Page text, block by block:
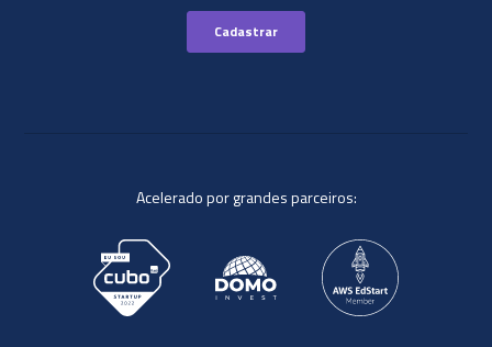
Acelerado por grandes parceiros: